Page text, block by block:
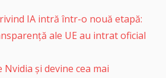
IA intră într-o nouă etapă:
ale UE au intrat oficial
și devine cea mai